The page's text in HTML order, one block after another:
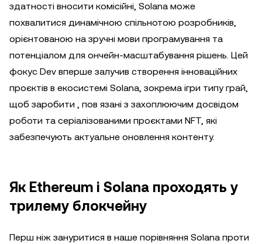
здатності вносити комісійні, Solana може
похвалитися динамічною спільнотою розробників,
орієнтованою на зручні мови програмування та
потенціалом для ончейн-масштабування рішень. Цей
фокус Dev вперше залучив створення інноваційних
проєктів в екосистемі Solana, зокрема ігри типу грай,
щоб заробити , пов язані з захоплюючим досвідом
роботи та серіалізованими проєктами NFT, які
забезпечують актуальне оновлення контенту.
Як Ethereum і Solana проходять у
трилему блокчейну
Перш ніж зануритися в наше порівняння Solana проти